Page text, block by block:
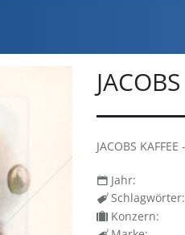
JACOBS
Jahr:
Schlagwörter:
Konzern: